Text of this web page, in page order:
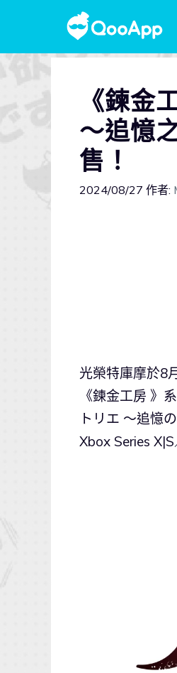
《鍊金
～追憶
售！
2024/08/27 作者:
光榮特庫摩於8
《鍊金工房 》
トリエ ～追憶
Xbox Series